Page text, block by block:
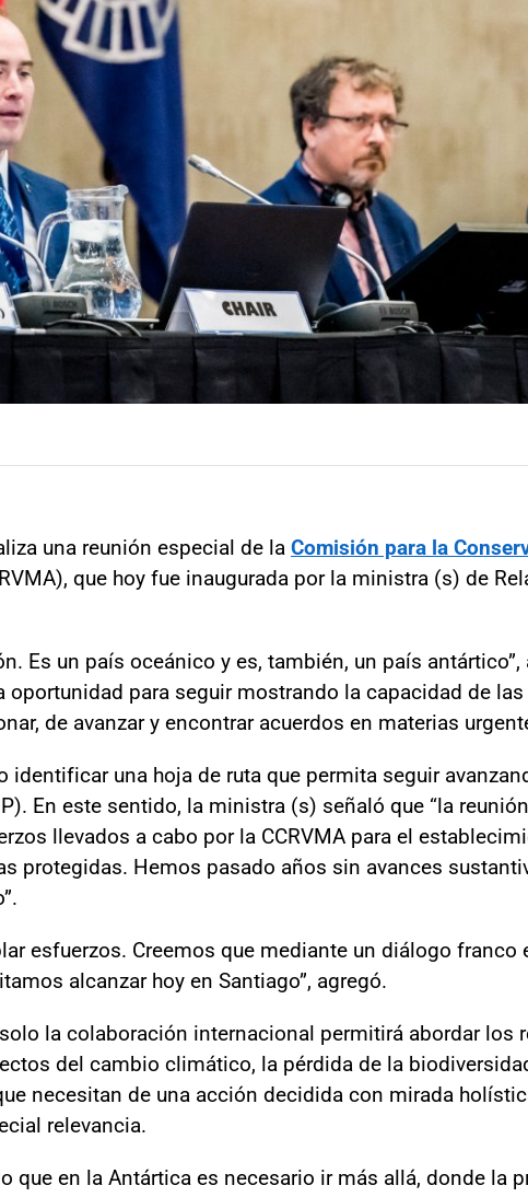
una reunión especial de la Comisión para la
que hoy fue inaugurada por la ministra (s) de
Es un país oceánico y es, también, un país
oportunidad para seguir mostrando la capacidad de
de avanzar y encontrar acuerdos en materias
identificar una hoja de ruta que permita seguir
En este sentido, la ministra (s) señaló que “la
llevados a cabo por la CCRVMA para el
protegidas. Hemos pasado años sin avances
esfuerzos. Creemos que mediante un diálogo
alcanzar hoy en Santiago”, agregó.
la colaboración internacional permitirá abordar los
del cambio climático, la pérdida de la
necesitan de una acción decidida con mirada
relevancia.
que en la Antártica es necesario ir más allá, donde la